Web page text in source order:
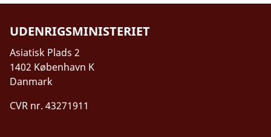
UDENRIGSMINISTERIET
Asiatisk Plads 2
1402 København K
Danmark
CVR nr. 43271911